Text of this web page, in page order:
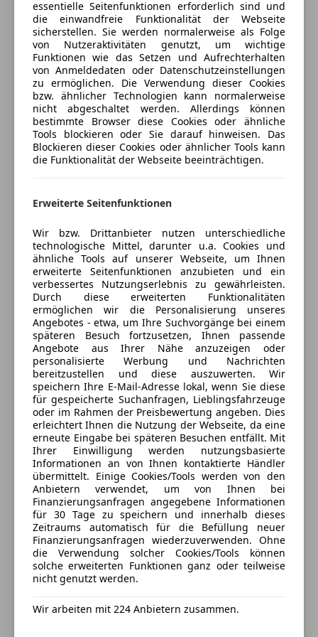
Fahrerairbag
Fernlichtassistent
Isofix
Kopfairbag
Kurvenlicht
LED-Scheinwerfer
LED-Tagfahrlicht
Müdigkeitswarnsystem
Nebelscheinwerfer
Notbremsassistent
Seitenairbag
Spurhalteassistent
Verkehrszeichenerkennung
Zentralverriegelung
Extras
Alufelgen
Sportfahrwerk
Sportpaket
Sportsitze
Touchscreen
Stoßf. hint. in Wagenf. m. Diffusor Stossfänger vorn
Sport
Türscheiben hinten/Seitenscheiben/Heckscheibe
dunkel getönt
Window Pack 8
Kurvenlicht
LED-Projektorscheinwerfern
Multimedia-System-Paket 14
Navigationssystem
Mit Nebelscheinwerfern
System Dual/5. Kan./TMC/DAB/Pd
Mobiltelefonschnittstelle - 4
Navigationssystem
Nebelscheinwerfer
Beheizte Windschutzscheibe
Power Front & Rear Windows One Touch Up/Do
Power Rear Window One Shot Up/Down & Central
Lock
Quickclear htd screen & tinted glass
Reifen-Reparaturkit SVC
LED Rückleuchten
LED-Nebelscheinwerfer
Lenkrad: ST-Line Lenkrad, 3-Speichen-Design, in
Sensico-Kunstleder
Mittelkonsole vorn mit integrierter Armauflage
Müdigkeitswarner
MyKey-Schlüsselsystem
Navigationssystem Ford inkl. Ford SYNC 3 mit AppLink
und 8.-Touchscreen
Park-Pilot-System hinten
Post-Collision-Assist
Pre-Collision-Assist
Reifendruckkontrollsystem (TPMS - Tyre Pressure
Monitoring System)
Kfz-Versicherung
Versicherungsschutz an Ihre Bedürfnisse
anpassen
Freischaden-Gutschein ab Stufe 0
Auto einfach online versichern & Rabatt holen
Jetzt berechnen
Autozentrum West
Sternebewertung 5 von 5
5Sterne
(98% Weiterempfehlungen)
Anbieter auf AutoScout24 seit 2008
Saglstrasse 69c,
6410 Telfs, AT
Kontakt
Alle Fahrzeuge des Anbieters
Anbieter kontaktieren
Deine Nachricht
essentielle Seitenfunktionen erforderlich sind und
die einwandfreie Funktionalität der Webseite
sicherstellen. Sie werden normalerweise als Folge
von Nutzeraktivitäten genutzt, um wichtige
Funktionen wie das Setzen und Aufrechterhalten
von Anmeldedaten oder Datenschutzeinstellungen
zu ermöglichen. Die Verwendung dieser Cookies
bzw. ähnlicher Technologien kann normalerweise
nicht abgeschaltet werden. Allerdings können
bestimmte Browser diese Cookies oder ähnliche
Tools blockieren oder Sie darauf hinweisen. Das
Blockieren dieser Cookies oder ähnlicher Tools kann
die Funktionalität der Webseite beeinträchtigen.
Erweiterte Seitenfunktionen
Wir bzw. Drittanbieter nutzen unterschiedliche
technologische Mittel, darunter u.a. Cookies und
ähnliche Tools auf unserer Webseite, um Ihnen
erweiterte Seitenfunktionen anzubieten und ein
verbessertes Nutzungserlebnis zu gewährleisten.
Durch diese erweiterten Funktionalitäten
ermöglichen wir die Personalisierung unseres
Angebotes - etwa, um Ihre Suchvorgänge bei einem
späteren Besuch fortzusetzen, Ihnen passende
Angebote aus Ihrer Nähe anzuzeigen oder
personalisierte Werbung und Nachrichten
bereitzustellen und diese auszuwerten. Wir
speichern Ihre E-Mail-Adresse lokal, wenn Sie diese
für gespeicherte Suchanfragen, Lieblingsfahrzeuge
oder im Rahmen der Preisbewertung angeben. Dies
erleichtert Ihnen die Nutzung der Webseite, da eine
erneute Eingabe bei späteren Besuchen entfällt. Mit
Ihrer Einwilligung werden nutzungsbasierte
Informationen an von Ihnen kontaktierte Händler
übermittelt. Einige Cookies/Tools werden von den
Anbietern verwendet, um von Ihnen bei
Finanzierungsanfragen angegebene Informationen
für 30 Tage zu speichern und innerhalb dieses
Zeitraums automatisch für die Befüllung neuer
Finanzierungsanfragen wiederzuverwenden. Ohne
die Verwendung solcher Cookies/Tools können
solche erweiterten Funktionen ganz oder teilweise
nicht genutzt werden.
Wir arbeiten mit 224 Anbietern zusammen.